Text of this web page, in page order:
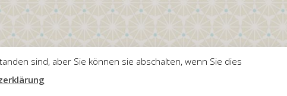
sind, aber Sie können sie abschalten, wenn Sie dies